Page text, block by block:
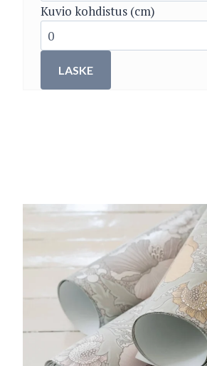
Kuvio kohdistus (cm)
LASKE